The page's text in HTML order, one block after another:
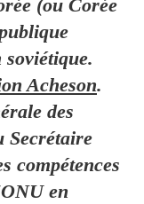
(ou Corée
Acheson.
des
Secrétaire
compétences
en